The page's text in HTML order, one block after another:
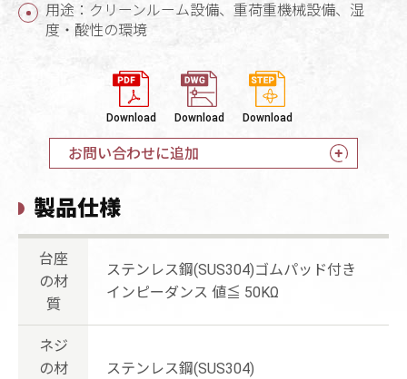
用途：クリーンルーム設備、重荷重機械設備、湿
度・酸性の環境
Download Download Download
お問い合わせに追加
製品仕様
台座
の材
質
ステンレス鋼(SUS304)ゴムパッド付き
インピーダンス 値≦ 50KΩ
ネジ
の材
ステンレス鋼(SUS304)